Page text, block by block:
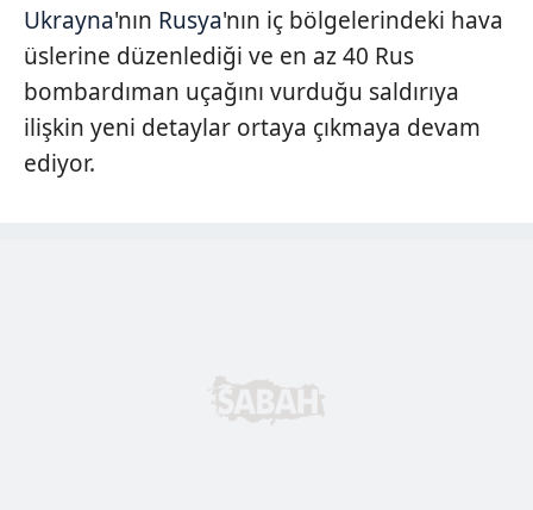
Ukrayna'nın Rusya'nın iç bölgelerindeki hava
üslerine düzenlediği ve en az 40 Rus
bombardıman uçağını vurduğu saldırıya
ilişkin yeni detaylar ortaya çıkmaya devam
ediyor.